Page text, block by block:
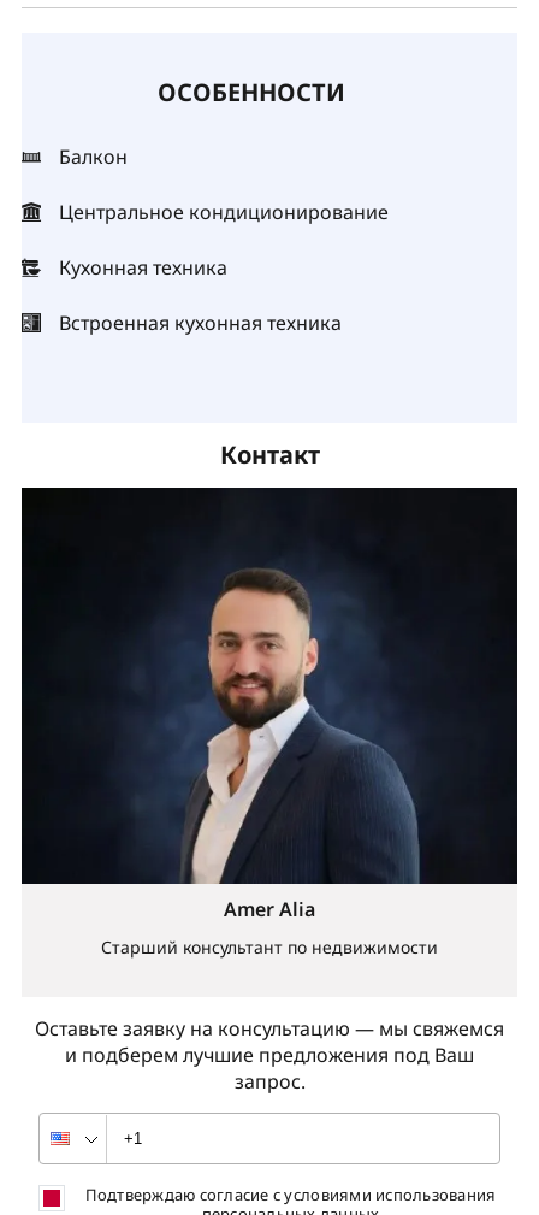
ОСОБЕННОСТИ
Балкон
Центральное кондиционирование
Кухонная техника
Встроенная кухонная техника
Контакт
Оставьте заявку на консультацию — мы свяжемся
и подберем лучшие предложения под Ваш
запрос.
Amer Alia
Старший консультант по недвижимости
Подтверждаю согласие с условиями использования